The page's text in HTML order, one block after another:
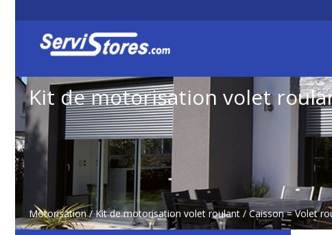
Kit de motorisation volet
Motorisation /Kit de motorisation volet roulant / Caisson = Volet